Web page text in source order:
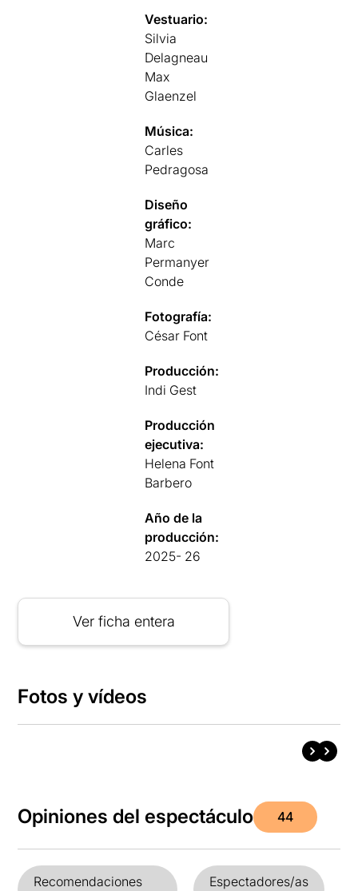
Vestuario:
Silvia
Delagneau
Max
Glaenzel
Música:
Carles
Pedragosa
Diseño
gráfico:
Marc
Permanyer
Conde
Fotografía:
César Font
Producción:
Indi Gest
Producción
ejecutiva:
Helena Font
Barbero
Año de la
producción:
2025- 26
Ver ficha entera
Fotos y vídeos
Opiniones del espectáculo 44
Recomendaciones
Espectadores/as